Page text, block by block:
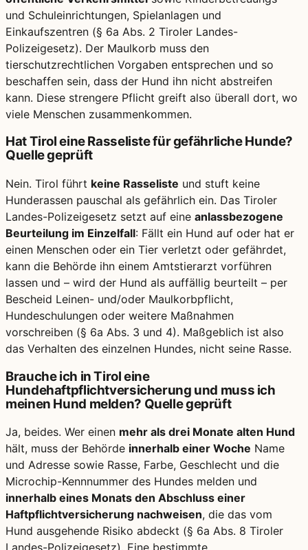
und Schuleinrichtungen, Spielanlagen und
Einkaufszentren (§ 6a Abs. 2 Tiroler Landes-
Polizeigesetz). Der Maulkorb muss den
tierschutzrechtlichen Vorgaben entsprechen und so
beschaffen sein, dass der Hund ihn nicht abstreifen
kann. Diese strengere Pflicht greift also überall dort, wo
viele Menschen zusammenkommen.
Hat Tirol eine Rasseliste für gefährliche Hunde?
Quelle geprüft
Nein. Tirol führt keine Rasseliste und stuft keine
Hunderassen pauschal als gefährlich ein. Das Tiroler
Landes-Polizeigesetz setzt auf eine anlassbezogene
Beurteilung im Einzelfall: Fällt ein Hund auf oder hat er
einen Menschen oder ein Tier verletzt oder gefährdet,
kann die Behörde ihn einem Amtstierarzt vorführen
lassen und – wird der Hund als auffällig beurteilt – per
Bescheid Leinen- und/oder Maulkorbpflicht,
Hundeschulungen oder weitere Maßnahmen
vorschreiben (§ 6a Abs. 3 und 4). Maßgeblich ist also
das Verhalten des einzelnen Hundes, nicht seine Rasse.
Brauche ich in Tirol eine
Hundehaftpflichtversicherung und muss ich
meinen Hund melden? Quelle geprüft
Ja, beides. Wer einen mehr als drei Monate alten Hund
hält, muss der Behörde innerhalb einer Woche Name
und Adresse sowie Rasse, Farbe, Geschlecht und die
Microchip-Kennnummer des Hundes melden und
innerhalb eines Monats den Abschluss einer
Haftpflichtversicherung nachweisen, die das vom
Hund ausgehende Risiko abdeckt (§ 6a Abs. 8 Tiroler